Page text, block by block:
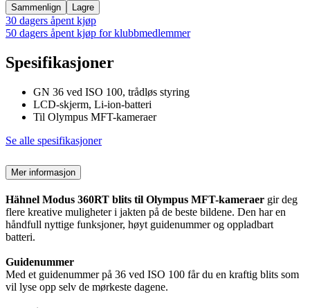
Sammenlign Lagre
30 dagers åpent kjøp
50 dagers åpent kjøp for klubbmedlemmer
Spesifikasjoner
GN 36 ved ISO 100, trådløs styring
LCD-skjerm, Li-ion-batteri
Til Olympus MFT-kameraer
Se alle spesifikasjoner
Mer informasjon
Hähnel Modus 360RT blits til Olympus MFT-kameraer gir deg
flere kreative muligheter i jakten på de beste bildene. Den har en
håndfull nyttige funksjoner, høyt guidenummer og oppladbart
batteri.
Guidenummer
Med et guidenummer på 36 ved ISO 100 får du en kraftig blits som
vil lyse opp selv de mørkeste dagene.